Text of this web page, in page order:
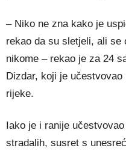
– Niko ne zna kako je
rekao da su sletjeli, ali se
nikome – rekao je za 24
Dizdar, koji je
rijeke.
Iako je i ranije
stradalih, susret s